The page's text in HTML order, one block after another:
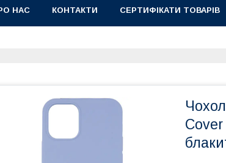
НАС КОНТАКТИ СЕРТИФІКАТИ ТОВАРІВ